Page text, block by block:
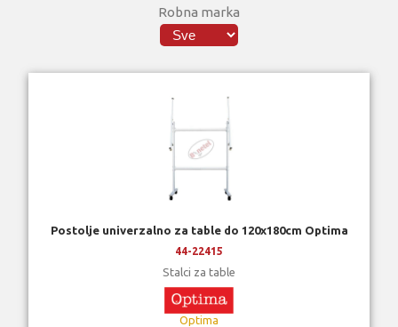
Robna marka
Postolje univerzalno za table do 120x180cm Optima
44-22415
Stalci za table
Optima